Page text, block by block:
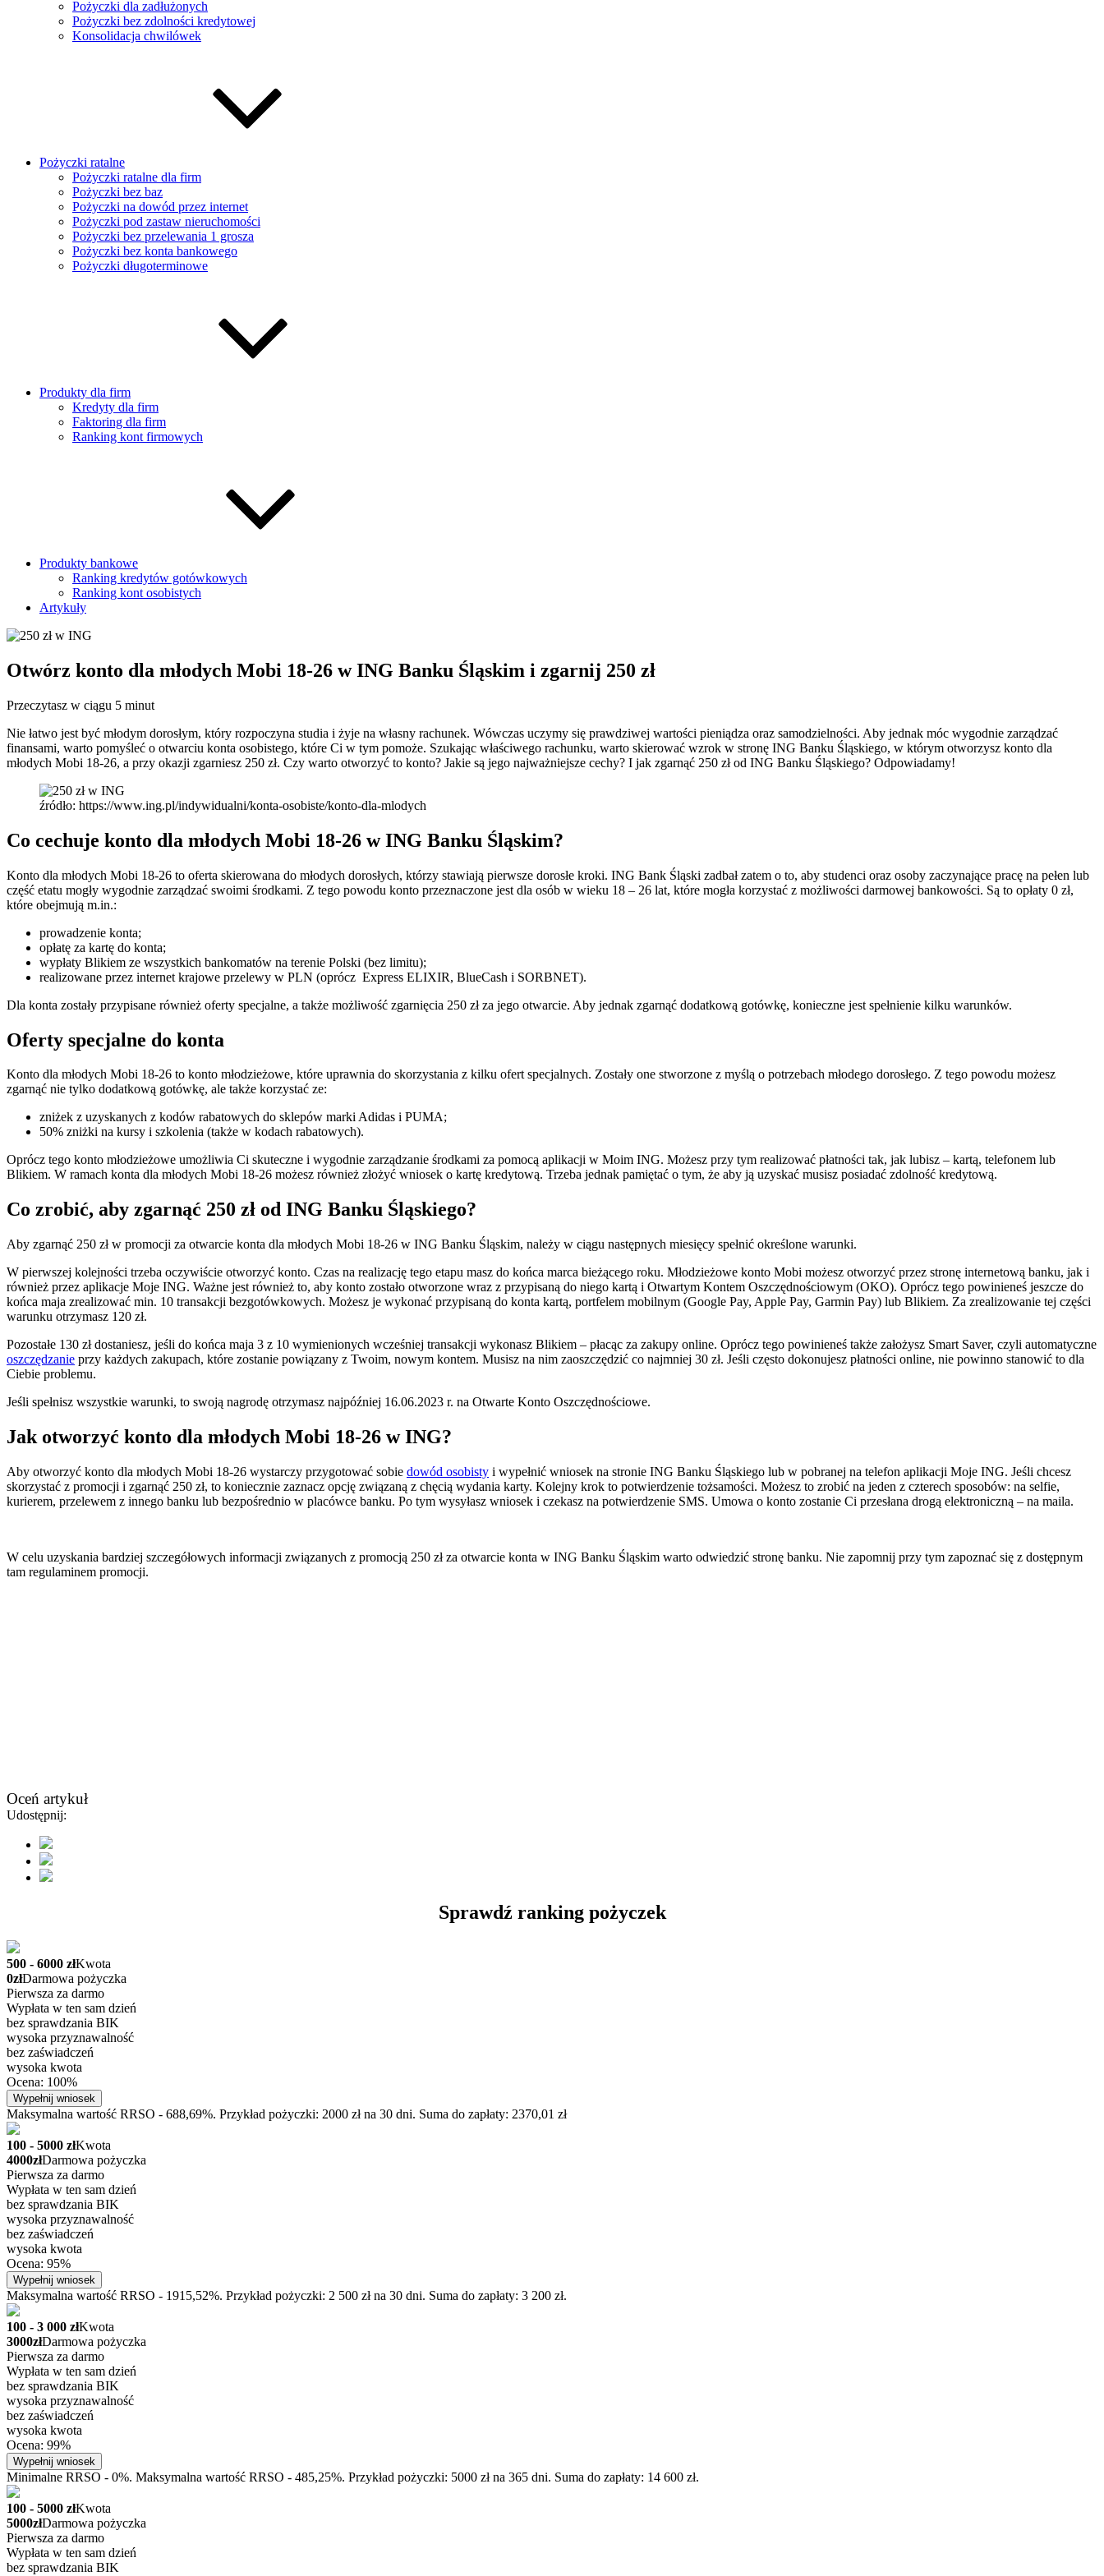
Pożyczki dla zadłużonych
Pożyczki bez zdolności kredytowej
Konsolidacja chwilówek
Pożyczki ratalne
Pożyczki ratalne dla firm
Pożyczki bez baz
Pożyczki na dowód przez internet
Pożyczki pod zastaw nieruchomości
Pożyczki bez przelewania 1 grosza
Pożyczki bez konta bankowego
Pożyczki długoterminowe
Produkty dla firm
Kredyty dla firm
Faktoring dla firm
Ranking kont firmowych
Produkty bankowe
Ranking kredytów gotówkowych
Ranking kont osobistych
Artykuły
Otwórz konto dla młodych Mobi 18-26 w ING Banku Śląskim i zgarnij 250 zł
Przeczytasz w ciągu 5 minut
Nie łatwo jest być młodym dorosłym, który rozpoczyna studia i żyje na własny rachunek. Wówczas uczymy się prawdziwej wartości pieniądza oraz samodzielności. Aby jednak móc wygodnie zarządzać
finansami, warto pomyśleć o otwarciu konta osobistego, które Ci w tym pomoże. Szukając właściwego rachunku, warto skierować wzrok w stronę ING Banku Śląskiego, w którym otworzysz konto dla
młodych Mobi 18-26, a przy okazji zgarniesz 250 zł. Czy warto otworzyć to konto? Jakie są jego najważniejsze cechy? I jak zgarnąć 250 zł od ING Banku Śląskiego? Odpowiadamy!
źródło: https://www.ing.pl/indywidualni/konta-osobiste/konto-dla-mlodych
Co cechuje konto dla młodych Mobi 18-26 w ING Banku Śląskim?
Konto dla młodych Mobi 18-26 to oferta skierowana do młodych dorosłych, którzy stawiają pierwsze dorosłe kroki. ING Bank Śląski zadbał zatem o to, aby studenci oraz osoby zaczynające pracę na pełen lub
część etatu mogły wygodnie zarządzać swoimi środkami. Z tego powodu konto przeznaczone jest dla osób w wieku 18 – 26 lat, które mogła korzystać z możliwości darmowej bankowości. Są to opłaty 0 zł,
które obejmują m.in.:
prowadzenie konta;
opłatę za kartę do konta;
wypłaty Blikiem ze wszystkich bankomatów na terenie Polski (bez limitu);
realizowane przez internet krajowe przelewy w PLN (oprócz Express ELIXIR, BlueCash i SORBNET).
Dla konta zostały przypisane również oferty specjalne, a także możliwość zgarnięcia 250 zł za jego otwarcie. Aby jednak zgarnąć dodatkową gotówkę, konieczne jest spełnienie kilku warunków.
Oferty specjalne do konta
Konto dla młodych Mobi 18-26 to konto młodzieżowe, które uprawnia do skorzystania z kilku ofert specjalnych. Zostały one stworzone z myślą o potrzebach młodego dorosłego. Z tego powodu możesz
zgarnąć nie tylko dodatkową gotówkę, ale także korzystać ze:
zniżek z uzyskanych z kodów rabatowych do sklepów marki Adidas i PUMA;
50% zniżki na kursy i szkolenia (także w kodach rabatowych).
Oprócz tego konto młodzieżowe umożliwia Ci skuteczne i wygodnie zarządzanie środkami za pomocą aplikacji w Moim ING. Możesz przy tym realizować płatności tak, jak lubisz – kartą, telefonem lub
Blikiem. W ramach konta dla młodych Mobi 18-26 możesz również złożyć wniosek o kartę kredytową. Trzeba jednak pamiętać o tym, że aby ją uzyskać musisz posiadać zdolność kredytową.
Co zrobić, aby zgarnąć 250 zł od ING Banku Śląskiego?
Aby zgarnąć 250 zł w promocji za otwarcie konta dla młodych Mobi 18-26 w ING Banku Śląskim, należy w ciągu następnych miesięcy spełnić określone warunki.
W pierwszej kolejności trzeba oczywiście otworzyć konto. Czas na realizację tego etapu masz do końca marca bieżącego roku. Młodzieżowe konto Mobi możesz otworzyć przez stronę internetową banku, jak i
również przez aplikacje Moje ING. Ważne jest również to, aby konto zostało otworzone wraz z przypisaną do niego kartą i Otwartym Kontem Oszczędnościowym (OKO). Oprócz tego powinieneś jeszcze do
końca maja zrealizować min. 10 transakcji bezgotówkowych. Możesz je wykonać przypisaną do konta kartą, portfelem mobilnym (Google Pay, Apple Pay, Garmin Pay) lub Blikiem. Za zrealizowanie tej części
warunku otrzymasz 120 zł.
Pozostałe 130 zł dostaniesz, jeśli do końca maja 3 z 10 wymienionych wcześniej transakcji wykonasz Blikiem – płacąc za zakupy online. Oprócz tego powinieneś także założysz Smart Saver, czyli automatyczne
oszczędzanie przy każdych zakupach, które zostanie powiązany z Twoim, nowym kontem. Musisz na nim zaoszczędzić co najmniej 30 zł. Jeśli często dokonujesz płatności online, nie powinno stanowić to dla
Ciebie problemu.
Jeśli spełnisz wszystkie warunki, to swoją nagrodę otrzymasz najpóźniej 16.06.2023 r. na Otwarte Konto Oszczędnościowe.
Jak otworzyć konto dla młodych Mobi 18-26 w ING?
Aby otworzyć konto dla młodych Mobi 18-26 wystarczy przygotować sobie dowód osobisty i wypełnić wniosek na stronie ING Banku Śląskiego lub w pobranej na telefon aplikacji Moje ING. Jeśli chcesz
skorzystać z promocji i zgarnąć 250 zł, to koniecznie zaznacz opcję związaną z chęcią wydania karty. Kolejny krok to potwierdzenie tożsamości. Możesz to zrobić na jeden z czterech sposobów: na selfie,
kurierem, przelewem z innego banku lub bezpośrednio w placówce banku. Po tym wysyłasz wniosek i czekasz na potwierdzenie SMS. Umowa o konto zostanie Ci przesłana drogą elektroniczną – na maila.
W celu uzyskania bardziej szczegółowych informacji związanych z promocją 250 zł za otwarcie konta w ING Banku Śląskim warto odwiedzić stronę banku. Nie zapomnij przy tym zapoznać się z dostępnym
tam regulaminem promocji.
Oceń artykuł
Udostępnij:
Sprawdź ranking pożyczek
500 - 6000 złKwota
0złDarmowa pożyczka
Pierwsza za darmo
Wypłata w ten sam dzień
bez sprawdzania BIK
wysoka przyznawalność
bez zaświadczeń
wysoka kwota
Ocena: 100%
Wypełnij wniosek
Maksymalna wartość RRSO - 688,69%. Przykład pożyczki: 2000 zł na 30 dni. Suma do zapłaty: 2370,01 zł
100 - 5000 złKwota
4000złDarmowa pożyczka
Pierwsza za darmo
Wypłata w ten sam dzień
bez sprawdzania BIK
wysoka przyznawalność
bez zaświadczeń
wysoka kwota
Ocena: 95%
Wypełnij wniosek
Maksymalna wartość RRSO - 1915,52%. Przykład pożyczki: 2 500 zł na 30 dni. Suma do zapłaty: 3 200 zł.
100 - 3 000 złKwota
3000złDarmowa pożyczka
Pierwsza za darmo
Wypłata w ten sam dzień
bez sprawdzania BIK
wysoka przyznawalność
bez zaświadczeń
wysoka kwota
Ocena: 99%
Wypełnij wniosek
Minimalne RRSO - 0%. Maksymalna wartość RRSO - 485,25%. Przykład pożyczki: 5000 zł na 365 dni. Suma do zapłaty: 14 600 zł.
100 - 5000 złKwota
5000złDarmowa pożyczka
Pierwsza za darmo
Wypłata w ten sam dzień
bez sprawdzania BIK